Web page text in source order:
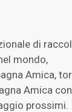
di
mondo,
Amica,
Amica
prossimi.